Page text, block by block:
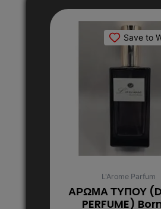
Save to
L'Arome Parfum
ΑΡΩΜΑ ΤΥΠΟΥ
PERFUME)
το
προϊόν
έχει
Οι
να
στη
σελίδα
του